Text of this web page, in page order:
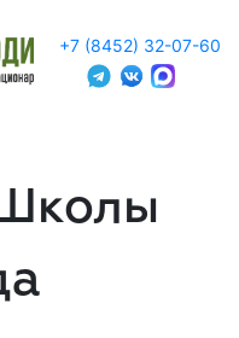
+7 (8452) 32-07-60